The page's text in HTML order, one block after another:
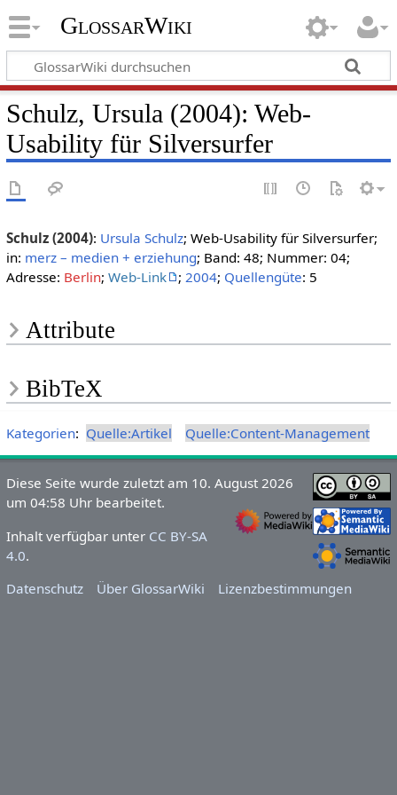
GlossarWiki
Schulz, Ursula (2004): Web-
Usability für Silversurfer
Schulz (2004): Ursula Schulz; Web-Usability für Silversurfer;
in: merz – medien + erziehung; Band: 48; Nummer: 04;
Adresse: Berlin; Web-Link ; 2004; Quellengüte: 5
Attribute
BibTeX
Kategorien: Quelle:Artikel Quelle:Content-Management
Diese Seite wurde zuletzt am 10. August 2026
um 04:58 Uhr bearbeitet.
Inhalt verfügbar unter CC BY-SA
4.0.
Datenschutz
Über GlossarWiki Lizenzbestimmungen